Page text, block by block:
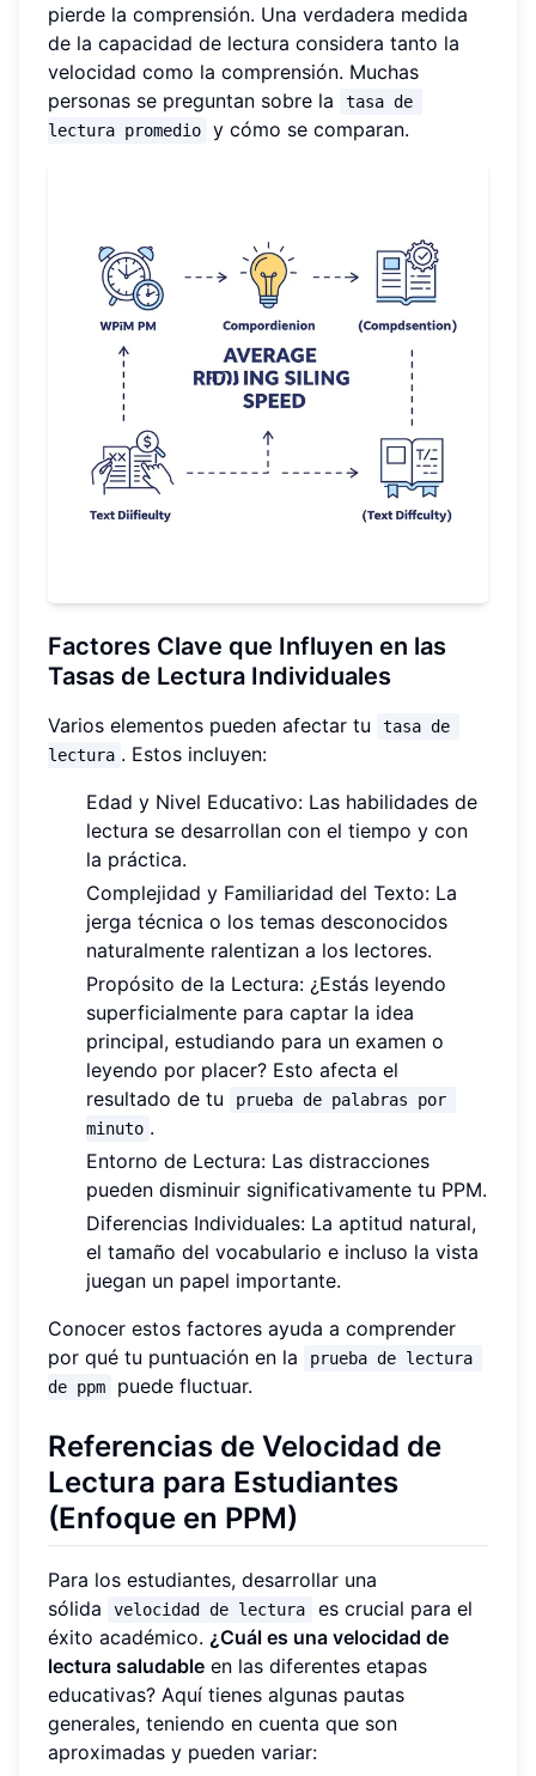
pierde la comprensión. Una verdadera medida
de la capacidad de lectura considera tanto la
velocidad como la comprensión. Muchas
personas se preguntan sobre la
tasa de
lectura promedio
y cómo se comparan.
Factores Clave que Influyen en las
Tasas de Lectura Individuales
Varios elementos pueden afectar tu
tasa de
lectura . Estos incluyen:
Edad y Nivel Educativo: Las habilidades de
lectura se desarrollan con el tiempo y con
la práctica.
Complejidad y Familiaridad del Texto: La
jerga técnica o los temas desconocidos
naturalmente ralentizan a los lectores.
Propósito de la Lectura: ¿Estás leyendo
superficialmente para captar la idea
principal, estudiando para un examen o
leyendo por placer? Esto afecta el
resultado de tu
prueba de palabras por
minuto .
Entorno de Lectura: Las distracciones
pueden disminuir significativamente tu PPM.
Diferencias Individuales: La aptitud natural,
el tamaño del vocabulario e incluso la vista
juegan un papel importante.
Conocer estos factores ayuda a comprender
por qué tu puntuación en la
prueba de lectura
de ppm
puede fluctuar.
Referencias de Velocidad de
Lectura para Estudiantes
(Enfoque en PPM)
Para los estudiantes, desarrollar una
sólida
velocidad de lectura
es crucial para el
éxito académico. ¿Cuál es una velocidad de
lectura saludable en las diferentes etapas
educativas? Aquí tienes algunas pautas
generales, teniendo en cuenta que son
aproximadas y pueden variar: